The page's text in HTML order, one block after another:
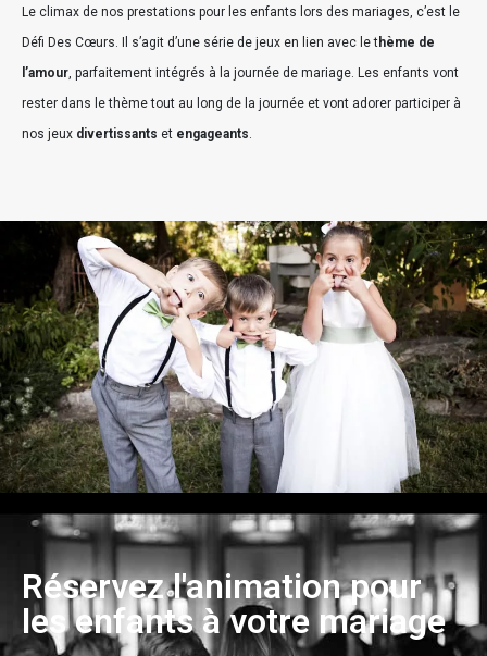
Le climax de nos prestations pour les enfants lors des mariages, c’est le
Défi Des Cœurs. Il s’agit d’une série de jeux en lien avec le thème de
l’amour, parfaitement intégrés à la journée de mariage. Les enfants vont
rester dans le thème tout au long de la journée et vont adorer participer à
nos jeux divertissants et engageants.
Réservez l'animation pour
les enfants à votre mariage